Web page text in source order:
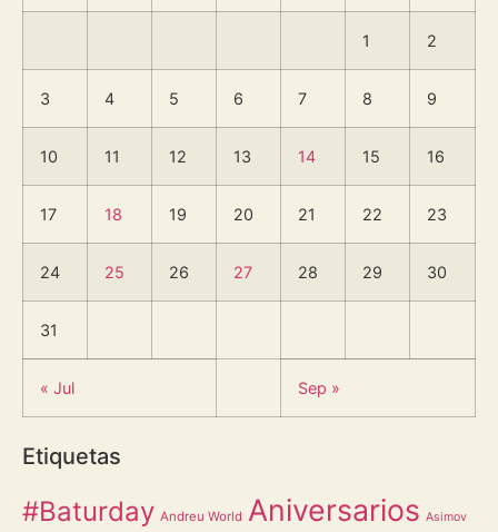
1 2
3 4 5 6 7 8 9
10 11 12 13 14 15 16
17 18 19 20 21 22 23
24 25 26 27 28 29 30
31
« Jul Sep »
Etiquetas
#Baturday Andreu World Aniversarios Asimov